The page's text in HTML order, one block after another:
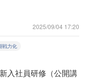
2025/09/04 17:20
戦力化
入社員研修（公開講